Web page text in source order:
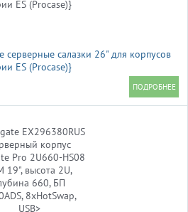
серверные салазки 26" для корпусов
ES (Procase)}